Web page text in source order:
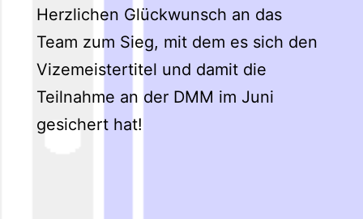
Herzlichen Glückwunsch an das
Team zum Sieg, mit dem es sich den
Vizemeistertitel und damit die
Teilnahme an der DMM im Juni
gesichert hat!